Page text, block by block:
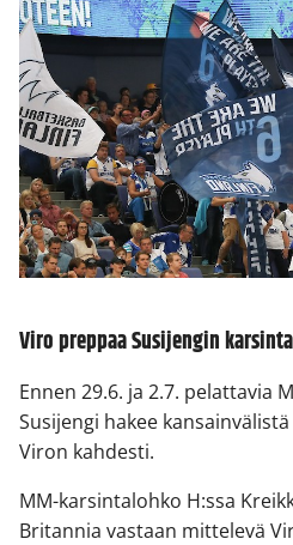
Viro preppaa Susijengin
Ennen 29.6. ja 2.7. pelattavia
Susijengi hakee
Viron kahdesti.
MM-karsintalohko H:ssa
Britannia vastaan mittelevä